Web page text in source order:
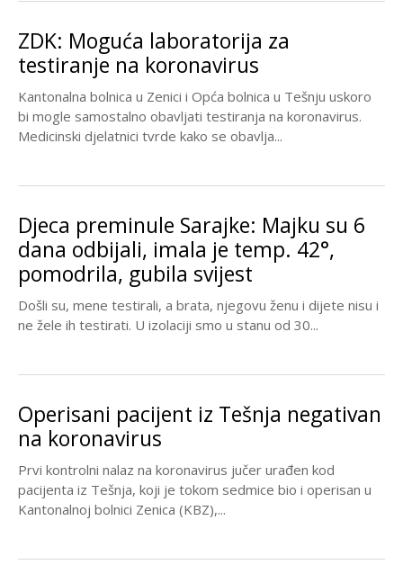
ZDK: Moguća laboratorija za
testiranje na koronavirus
Kantonalna bolnica u Zenici i Opća bolnica u Tešnju uskoro
bi mogle samostalno obavljati testiranja na koronavirus.
Medicinski djelatnici tvrde kako se obavlja...
Djeca preminule Sarajke: Majku su 6
dana odbijali, imala je temp. 42°,
pomodrila, gubila svijest
Došli su, mene testirali, a brata, njegovu ženu i dijete nisu i
ne žele ih testirati. U izolaciji smo u stanu od 30...
Operisani pacijent iz Tešnja negativan
na koronavirus
Prvi kontrolni nalaz na koronavirus jučer urađen kod
pacijenta iz Tešnja, koji je tokom sedmice bio i operisan u
Kantonalnoj bolnici Zenica (KBZ),...